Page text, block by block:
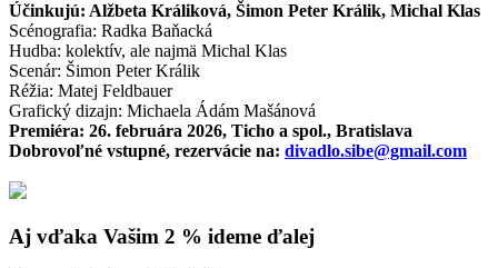
Účinkujú: Alžbeta Králiková, Šimon Peter Králik, Michal Klas
Scénografia: Radka Baňacká
Hudba: kolektív, ale najmä Michal Klas
Scenár: Šimon Peter Králik
Réžia: Matej Feldbauer
Grafický dizajn: Michaela Ádám Mašánová
Premiéra: 26. februára 2026, Ticho a spol., Bratislava
Dobrovoľné vstupné, rezervácie na: divadlo.sibe@gmail.com
Aj vďaka Vašim 2 % ideme ďalej